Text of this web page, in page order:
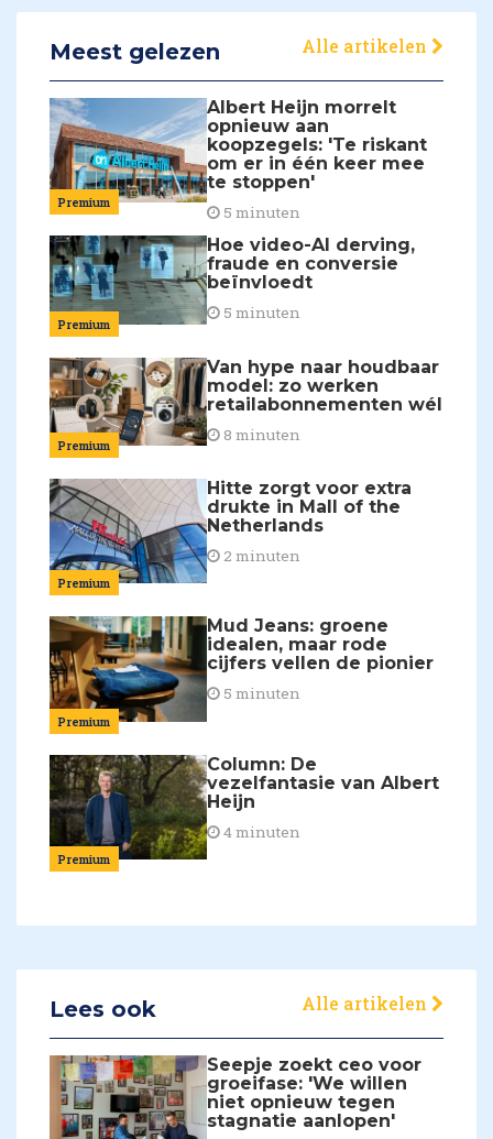
Meest gelezen Alle artikelen
Premium
Albert Heijn morrelt
opnieuw aan
koopzegels: 'Te riskant
om er in één keer mee
te stoppen'
5 minuten
Premium
Hoe video-AI derving,
fraude en conversie
beïnvloedt
5 minuten
Premium
Van hype naar houdbaar
model: zo werken
retailabonnementen wél
8 minuten
Premium
Hitte zorgt voor extra
drukte in Mall of the
Netherlands
2 minuten
Premium
Mud Jeans: groene
idealen, maar rode
cijfers vellen de pionier
5 minuten
Premium
Column: De
vezelfantasie van Albert
Heijn
4 minuten
Lees ook Alle artikelen
Seepje zoekt ceo voor
groeifase: 'We willen
niet opnieuw tegen
stagnatie aanlopen'